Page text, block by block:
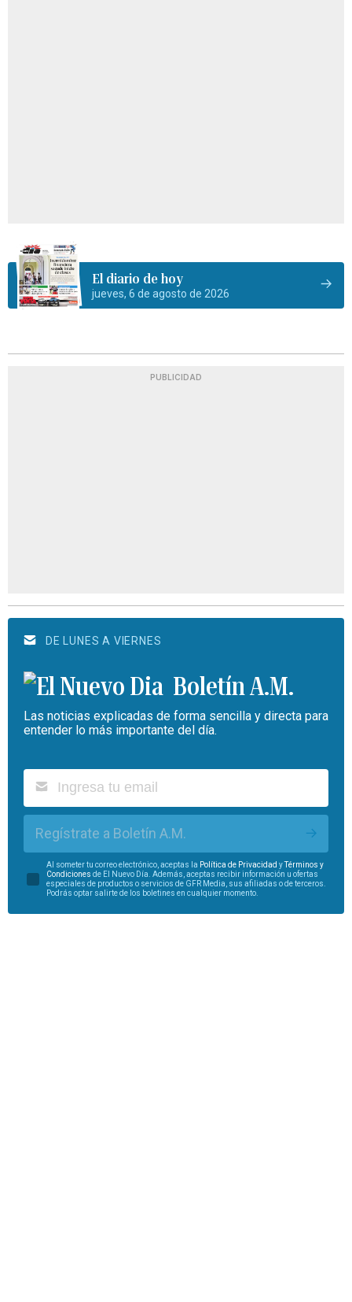
El diario de hoy
jueves, 6 de agosto de 2026
PUBLICIDAD
DE LUNES A VIERNES
Boletín A.M.
Las noticias explicadas de forma sencilla y directa para
entender lo más importante del día.
Regístrate a Boletín A.M.
Al someter tu correo electrónico, aceptas la Política de Privacidad yTérminos y
Condiciones de El Nuevo Día. Además, aceptas recibir información u ofertas
especiales de productos o servicios de GFR Media, sus afiliadas o de terceros.
Podrás optar salirte de los boletines en cualquier momento.